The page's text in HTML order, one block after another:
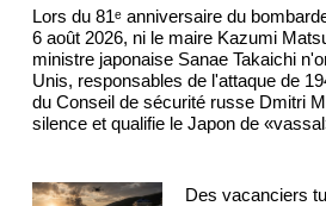
Lors du 81ᵉ anniversaire du
6 août 2026, ni le maire Kazumi
ministre japonaise Sanae Takaichi
Unis, responsables de l'attaque de
du Conseil de sécurité russe Dmitri
silence et qualifie le Japon de
Des vacanciers